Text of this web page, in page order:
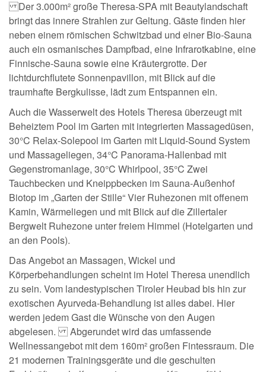
Der 3.000m² große Theresa-SPA mit Beautylandschaft
bringt das innere Strahlen zur Geltung. Gäste finden hier
neben einem römischen Schwitzbad und einer Bio-Sauna
auch ein osmanisches Dampfbad, eine Infrarotkabine, eine
Finnische-Sauna sowie eine Kräutergrotte. Der
lichtdurchflutete Sonnenpavillon, mit Blick auf die
traumhafte Bergkulisse, lädt zum Entspannen ein.
Auch die Wasserwelt des Hotels Theresa überzeugt mit
Beheiztem Pool im Garten mit integrierten Massagedüsen,
30°C Relax-Solepool im Garten mit Liquid-Sound System
und Massageliegen, 34°C Panorama-Hallenbad mit
Gegenstromanlage, 30°C Whirlpool, 35°C Zwei
Tauchbecken und Kneippbecken im Sauna-Außenhof
Biotop im „Garten der Stille“ Vier Ruhezonen mit offenem
Kamin, Wärmeliegen und mit Blick auf die Zillertaler
Bergwelt Ruhezone unter freiem Himmel (Hotelgarten und
an den Pools).
Das Angebot an Massagen, Wickel und
Körperbehandlungen scheint im Hotel Theresa unendlich
zu sein. Vom landestypischen Tiroler Heubad bis hin zur
exotischen Ayurveda-Behandlung ist alles dabei. Hier
werden jedem Gast die Wünsche von den Augen
abgelesen. Abgerundet wird das umfassende
Wellnessangebot mit dem 160m² großen Fintessraum. Die
21 modernen Trainingsgeräte und die geschulten